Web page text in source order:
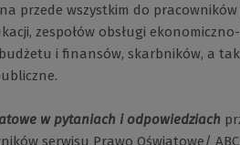
przede wszystkim do
zespołów obsługi
i finansów, skarbników, a
w pytaniach i odpowiedziach
serwisu Prawo Oświatowe/